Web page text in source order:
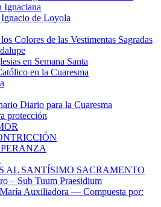
Ignaciana
de Loyola
Colores de las Vestimentas Sagradas
en Semana Santa
en la Cuaresma
Diario para la Cuaresma
protección
AL SANTÍSIMO SACRAMENTO
– Sub Tuum Praesidium
Auxiliadora — Compuesta por: